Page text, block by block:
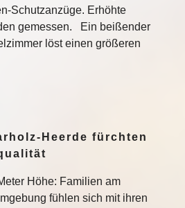
Schutzanzüge. Erhöhte
gemessen. Ein beißender
löst einen größeren
Heerde fürchten
Höhe: Familien am
fühlen sich mit ihren